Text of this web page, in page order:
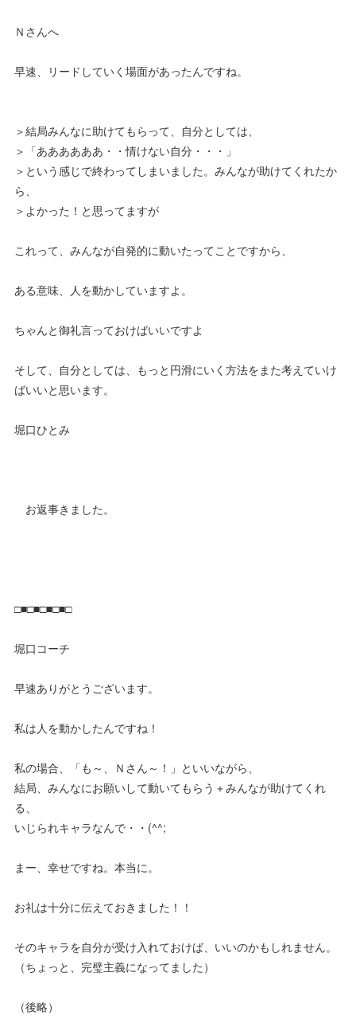
Ｎさんへ
早速、リードしていく場面があったんですね。
＞結局みんなに助けてもらって、自分としては、
＞「ああああああ・・情けない自分・・・」
＞という感じで終わってしまいました。みんなが助けてくれたか
ら、
＞よかった！と思ってますが
これって、みんなが自発的に動いたってことですから、
ある意味、人を動かしていますよ。
ちゃんと御礼言っておけばいいですよ
そして、自分としては、もっと円滑にいく方法をまた考えていけ
ばいいと思います。
堀口ひとみ
お返事きました。
□■□■□■□■□
堀口コーチ
早速ありがとうございます。
私は人を動かしたんですね！
私の場合、「も～、Ｎさん～！」といいながら、
結局、みんなにお願いして動いてもらう＋みんなが助けてくれ
る、
いじられキャラなんで・・(^^;
まー、幸せですね。本当に。
お礼は十分に伝えておきました！！
そのキャラを自分が受け入れておけば、いいのかもしれません。
（ちょっと、完璧主義になってました）
（後略）